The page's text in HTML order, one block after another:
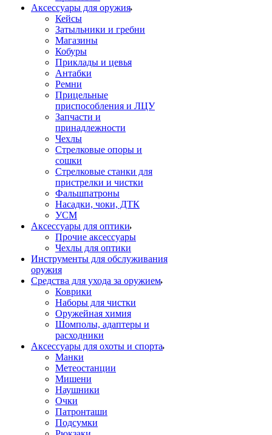
Аксессуары для оружия
Кейсы
Затыльники и гребни
Магазины
Кобуры
Приклады и цевья
Антабки
Ремни
Прицельные
приспособления и ЛЦУ
Запчасти и
принадлежности
Чехлы
Стрелковые опоры и
сошки
Стрелковые станки для
пристрелки и чистки
Фальшпатроны
Насадки, чоки, ДТК
УСМ
Аксессуары для оптики
Прочие аксессуары
Чехлы для оптики
Инструменты для обслуживания
оружия
Средства для ухода за оружием
Коврики
Наборы для чистки
Оружейная химия
Шомполы, адаптеры и
расходники
Аксессуары для охоты и спорта
Манки
Метеостанции
Мишени
Наушники
Очки
Патронташи
Подсумки